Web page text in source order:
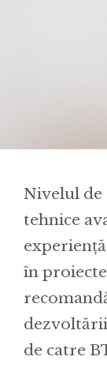
Nivelul de
tehnice
în
de catre